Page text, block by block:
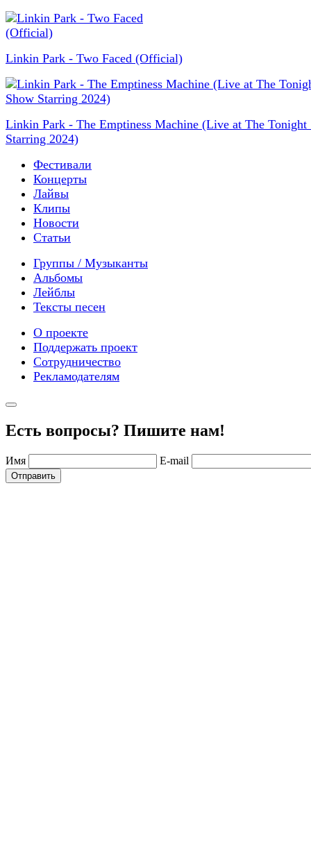
Linkin Park - Two Faced (Official)
Linkin Park - The Emptiness Machine (Live at The Tonight
Starring 2024)
Фестивали
Концерты
Лайвы
Клипы
Новости
Статьи
Группы / Музыканты
Альбомы
Лейблы
Тексты песен
О проекте
Поддержать проект
Сотрудничество
Рекламодателям
Есть вопросы? Пишите нам!
Имя E-mail